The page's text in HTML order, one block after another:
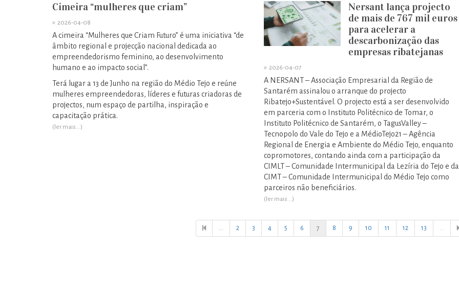
Cimeira “mulheres que criam”
» 2026-04-08
A cimeira “Mulheres que Criam Futuro” é uma iniciativa “de
âmbito regional e projecção nacional dedicada ao
empreendedorismo feminino, ao desenvolvimento
humano e ao impacto social”.
Terá lugar a 13 de Junho na região do Médio Tejo e reúne
mulheres empreendedoras, líderes e futuras criadoras de
projectos, num espaço de partilha, inspiração e
capacitação prática.
(ler mais...)
Nersant lança projecto
de mais de 767 mil euros
para acelerar a
descarbonização das
empresas ribatejanas
» 2026-04-07
A NERSANT – Associação Empresarial da Região de
Santarém assinalou o arranque do projecto
Ribatejo+Sustentável. O projecto está a ser desenvolvido
em parceria com o Instituto Politécnico de Tomar, o
Instituto Politécnico de Santarém, o TagusValley –
Tecnopolo do Vale do Tejo e a MédioTejo21 – Agência
Regional de Energia e Ambiente do Médio Tejo, enquanto
copromotores, contando ainda com a participação da
CIMLT – Comunidade Intermunicipal da Lezíria do Tejo e da
CIMT – Comunidade Intermunicipal do Médio Tejo como
parceiros não beneficiários.
(ler mais...)
... 2 3 4 5 6 7 8 9 10 11 12 13 ...